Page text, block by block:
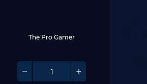
The Pro Gamer